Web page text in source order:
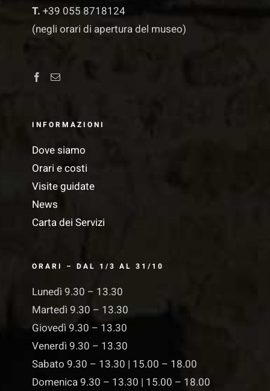
T. +39 055 8718124
(negli orari di apertura del museo)
INFORMAZIONI
Dove siamo
Orari e costi
Visite guidate
News
Carta dei Servizi
ORARI – DAL 1/3 AL 31/10
Lunedì 9.30 – 13.30
Martedì 9.30 – 13.30
Giovedì 9.30 – 13.30
Venerdì 9.30 – 13.30
Sabato 9.30 – 13.30 | 15.00 – 18.00
Domenica 9.30 – 13.30 | 15.00 – 18.00